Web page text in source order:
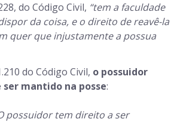
do Código Civil, “tem a faculdade
da coisa, e o direito de reavê-la
quer que injustamente a possua
do Código Civil, o possuidor
mantido na posse:
possuidor tem direito a ser